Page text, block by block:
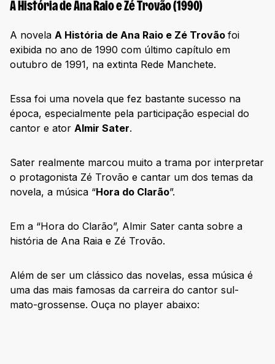
A História de Ana Raio e Zé Trovão (1990)
A novela A História de Ana Raio e Zé Trovão foi
exibida no ano de 1990 com último capítulo em
outubro de 1991, na extinta Rede Manchete.
Essa foi uma novela que fez bastante sucesso na
época, especialmente pela participação especial do
cantor e ator Almir Sater.
Sater realmente marcou muito a trama por interpretar
o protagonista Zé Trovão e cantar um dos temas da
novela, a música “Hora do Clarão”.
Em a “Hora do Clarão”, Almir Sater canta sobre a
história de Ana Raia e Zé Trovão.
Além de ser um clássico das novelas, essa música é
uma das mais famosas da carreira do cantor sul-
mato-grossense. Ouça no player abaixo: